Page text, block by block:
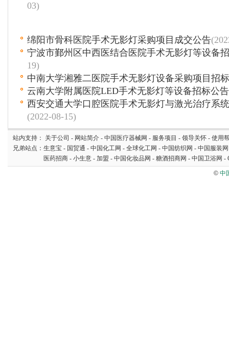
03)
绵阳市骨科医院手术无影灯采购项目成交公告
宁波市鄞州区中西医结合医院手术无影灯等设备
19)
中南大学湘雅二医院手术无影灯设备采购项目招
云南大学附属医院LED手术无影灯等设备招标公告
西安交通大学口腔医院手术无影灯与激光治疗系
(2022-08-15)
站内支持： 关于公司 - 网站简介 - 中国医疗器械网 - 服务项目 - 领导关怀 - 使用
兄弟站点： 生意宝 - 国贸通 - 中国化工网 - 全球化工网 - 中国纺织网 - 中国服装网
医药招商 - 小生意 - 加盟 - 中国化妆品网 - 糖酒招商网 - 中国卫浴网 -
© 中